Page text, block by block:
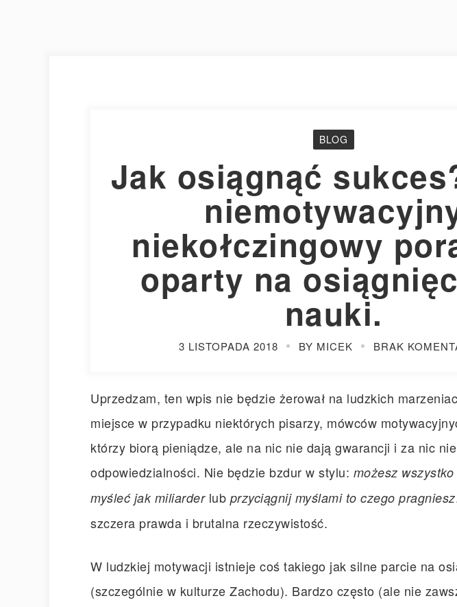
BLOG
Jak osiągnąć
niekołczingowy
oparty na
nauki.
3 LISTOPADA 2018 BY MICEK BRAK
Uprzedzam, ten wpis nie będzie żerował na ludzkich
miejsce w przypadku niektórych pisarzy, mówców
którzy biorą pieniądze, ale na nic nie dają gwarancji i za nic
odpowiedzialności. Nie będzie bzdur w stylu: możesz wszystko
myśleć jak miliarderlub przyciągnij myślami to czego pragniesz
szczera prawda i brutalna rzeczywistość.
W ludzkiej motywacji istnieje coś takiego jak silne parcie na
(szczególnie w kulturze Zachodu). Bardzo często (ale nie